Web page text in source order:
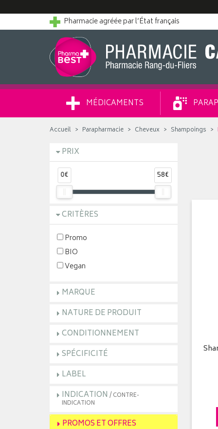
Pharmacie agréée par l’État français
MÉDICAMENTS
Accueil Parapharmacie Cheveux Shampoings
PRIX
0€ 58€
CRITÈRES
Promo
BIO
Vegan
MARQUE
NATURE DE PRODUIT
CONDITIONNEMENT
SPÉCIFICITÉ
LABEL
INDICATION / CONTRE-
INDICATION
PROMOS ET OFFRES